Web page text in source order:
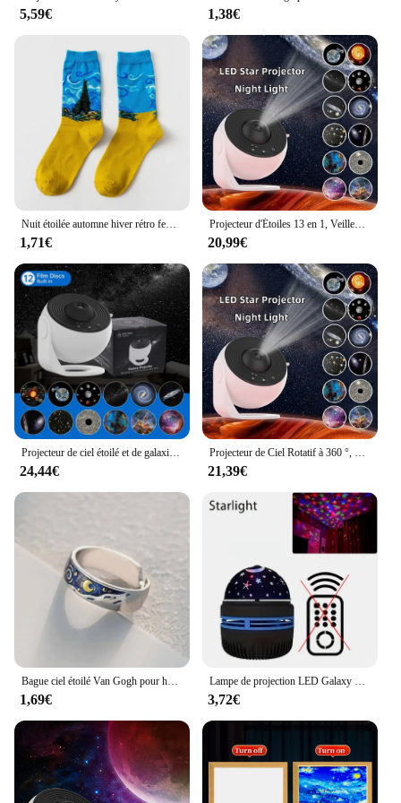
5,59€ 1,38€
1,71€
Projecteur d'Étoiles 13 en 1, Veilleuse, Galaxie, Ciel Étoilé, Rotation à 360 °, Lampe de Communautés étarium pour Décoration de Chambre d'Enfant
20,99€
24,44€ 21,39€
1,69€ 3,72€